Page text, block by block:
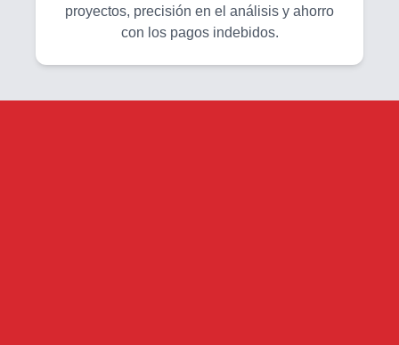
proyectos, precisión en el análisis y ahorro
con los pagos indebidos.